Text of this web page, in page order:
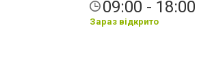
09:00 - 18:00
Зараз відкрито